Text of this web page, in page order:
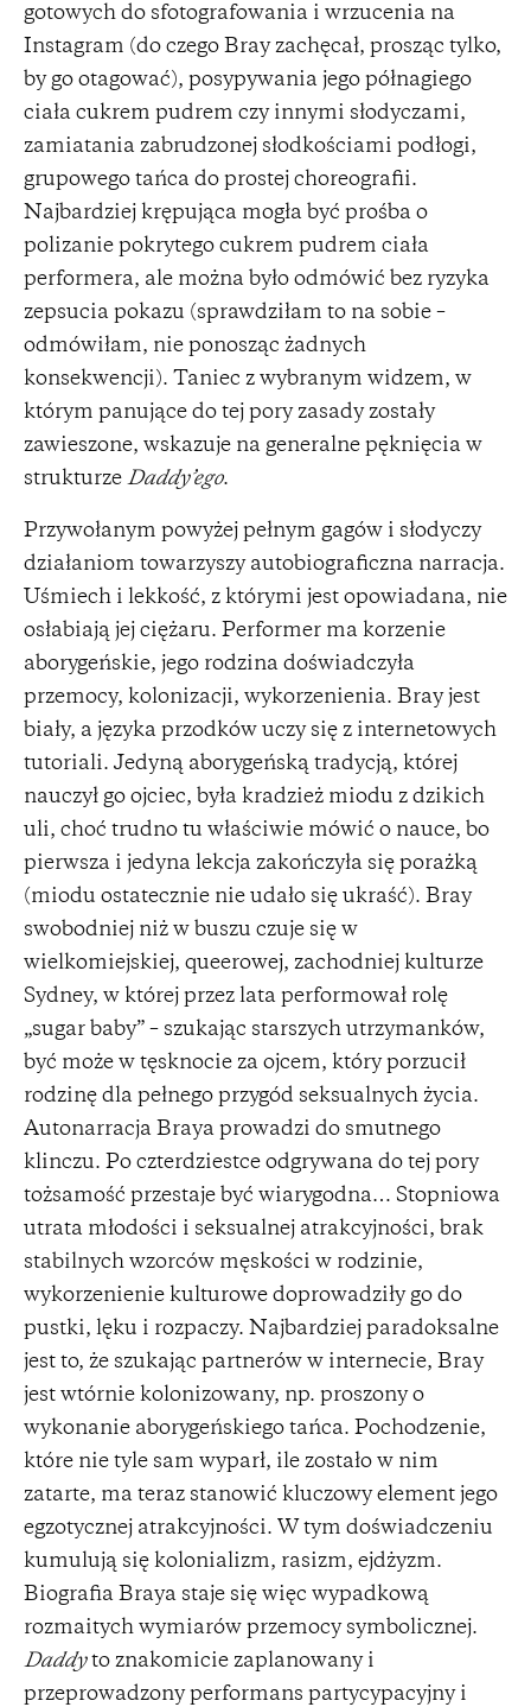
gotowych do sfotografowania i wrzucenia na
Instagram (do czego Bray zachęcał, prosząc tylko,
by go otagować), posypywania jego półnagiego
ciała cukrem pudrem czy innymi słodyczami,
zamiatania zabrudzonej słodkościami podłogi,
grupowego tańca do prostej choreografii.
Najbardziej krępująca mogła być prośba o
polizanie pokrytego cukrem pudrem ciała
performera, ale można było odmówić bez ryzyka
zepsucia pokazu (sprawdziłam to na sobie –
odmówiłam, nie ponosząc żadnych
konsekwencji). Taniec z wybranym widzem, w
którym panujące do tej pory zasady zostały
zawieszone, wskazuje na generalne pęknięcia w
strukturze Daddy’ego.
Przywołanym powyżej pełnym gagów i słodyczy
działaniom towarzyszy autobiograficzna narracja.
Uśmiech i lekkość, z którymi jest opowiadana, nie
osłabiają jej ciężaru. Performer ma korzenie
aborygeńskie, jego rodzina doświadczyła
przemocy, kolonizacji, wykorzenienia. Bray jest
biały, a języka przodków uczy się z internetowych
tutoriali. Jedyną aborygeńską tradycją, której
nauczył go ojciec, była kradzież miodu z dzikich
uli, choć trudno tu właściwie mówić o nauce, bo
pierwsza i jedyna lekcja zakończyła się porażką
(miodu ostatecznie nie udało się ukraść). Bray
swobodniej niż w buszu czuje się w
wielkomiejskiej, queerowej, zachodniej kulturze
Sydney, w której przez lata performował rolę
„sugar baby” – szukając starszych utrzymanków,
być może w tęsknocie za ojcem, który porzucił
rodzinę dla pełnego przygód seksualnych życia.
Autonarracja Braya prowadzi do smutnego
klinczu. Po czterdziestce odgrywana do tej pory
tożsamość przestaje być wiarygodna… Stopniowa
utrata młodości i seksualnej atrakcyjności, brak
stabilnych wzorców męskości w rodzinie,
wykorzenienie kulturowe doprowadziły go do
pustki, lęku i rozpaczy. Najbardziej paradoksalne
jest to, że szukając partnerów w internecie, Bray
jest wtórnie kolonizowany, np. proszony o
wykonanie aborygeńskiego tańca. Pochodzenie,
które nie tyle sam wyparł, ile zostało w nim
zatarte, ma teraz stanowić kluczowy element jego
egzotycznej atrakcyjności. W tym doświadczeniu
kumulują się kolonializm, rasizm, ejdżyzm.
Biografia Braya staje się więc wypadkową
rozmaitych wymiarów przemocy symbolicznej.
Daddyto znakomicie zaplanowany i
przeprowadzony performans partycypacyjny i